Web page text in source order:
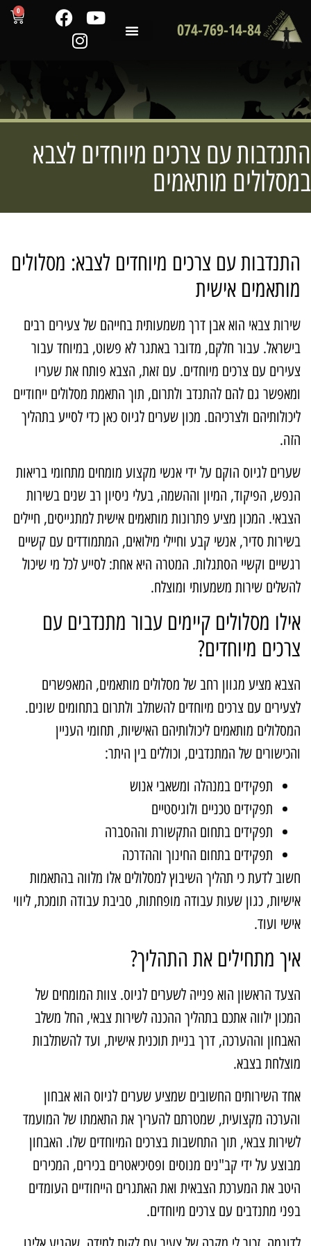
074-769-14-84
עם צרכים מיוחדים לצבא
מותאמים
עם צרכים מיוחדים לצבא: מסלולים
אישית
צבאי הוא אבן דרך משמעותית בחייהם של צעירים רבים
עבור חלקם, מדובר באתגר לא פשוט, במיוחד עבור
עם צרכים מיוחדים. עם זאת, הצבא פותח את שעריו
גם להם להתנדב ולתרום, תוך התאמת מסלולים ייחודיים
ולצרכיהם. מכון שערים לגיוס כאן כדי לסייע בתהליך
לגיוס הוקם על ידי אנשי מקצוע מומחים מתחומי בריאות
הפיקוד, המיון וההשמה, בעלי ניסיון רב שנים בשירות
המכון מציע פתרונות מותאמים אישית למתגייסים, חיילים
סדיר, אנשי קבע וחיילי מילואים, המתמודדים עם קשיים
וקשיי הסתגלות. המטרה היא אחת: לסייע לכל מי שיכול
שירות משמעותי ומוצלח.
מסלולים קיימים עבור מתנדבים עם
מיוחדים?
מציע מגוון רחב של מסלולים מותאמים, המאפשרים
עם צרכים מיוחדים להשתלב ולתרום בתחומים שונים.
מותאמים ליכולותיהם האישיות, תחומי העניין
של המתנדבים, וכוללים בין היתר:
תפקידים במנהלה ומשאבי אנוש
תפקידים טכניים ולוגיסטיים
תפקידים בתחום התקשורת וההסברה
תפקידים בתחום החינוך וההדרכה
לדעת כי תהליך השיבוץ למסלולים אלו מלווה בהתאמות
כגון שעות עבודה מופחתות, סביבת עבודה תומכת, ליווי
ועוד.
מתחילים את התהליך?
הראשון הוא פנייה לשערים לגיוס. צוות המומחים של
ילווה אתכם בתהליך ההכנה לשירות צבאי, החל משלב
וההערכה, דרך בניית תוכנית אישית, ועד להשתלבות
בצבא.
השירותים החשובים שמציע שערים לגיוס הוא אבחון
מקצועית, שמטרתם להעריך את התאמתו של המועמד
צבאי, תוך התחשבות בצרכים המיוחדים שלו. האבחון
על ידי קב"נים מנוסים ופסיכיאטרים בכירים, המכירים
את המערכת הצבאית ואת האתגרים הייחודיים העומדים
מתנדבים עם צרכים מיוחדים.